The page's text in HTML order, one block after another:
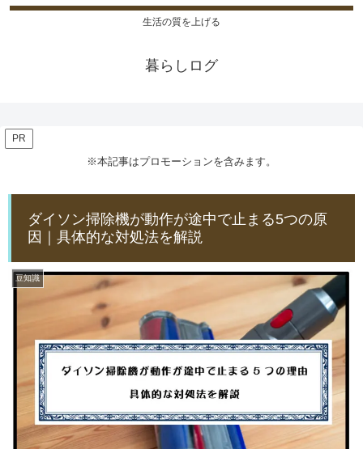
生活の質を上げる
暮らしログ
PR
※本記事はプロモーションを含みます。
ダイソン掃除機が動作が途中で止まる5つの原
因｜具体的な対処法を解説
豆知識